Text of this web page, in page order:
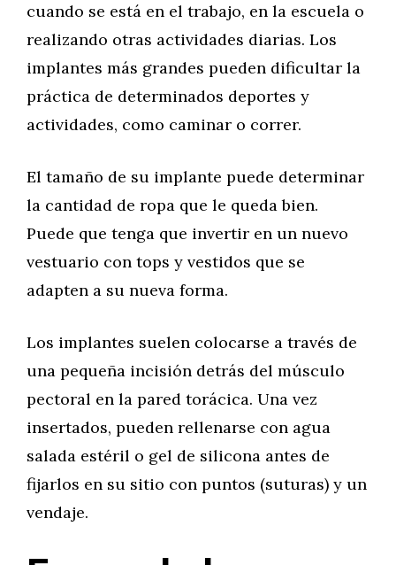
cuando se está en el trabajo, en la escuela o
realizando otras actividades diarias. Los
implantes más grandes pueden dificultar la
práctica de determinados deportes y
actividades, como caminar o correr.
El tamaño de su implante puede determinar
la cantidad de ropa que le queda bien.
Puede que tenga que invertir en un nuevo
vestuario con tops y vestidos que se
adapten a su nueva forma.
Los implantes suelen colocarse a través de
una pequeña incisión detrás del músculo
pectoral en la pared torácica. Una vez
insertados, pueden rellenarse con agua
salada estéril o gel de silicona antes de
fijarlos en su sitio con puntos (suturas) y un
vendaje.